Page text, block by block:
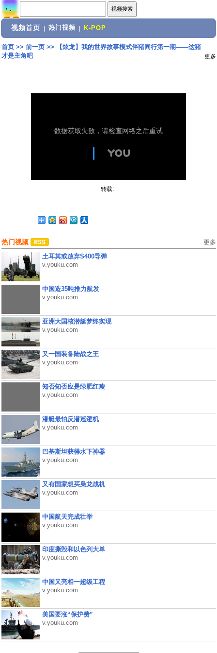
视频首页 热门视频 K-POP
首页>> 前一页>>
【炫龙】我的世界故事模式伴猪同行第一期——这猪
才是主角吧
更多
转载:
热门视频 更多
土耳其或放弃S400导弹
v.youku.com
中国造35吨推力航发
v.youku.com
亚洲大国核潜艇梦终实现
v.youku.com
又一国装备陆战之王
v.youku.com
知否知否应是绿肥红瘦
v.youku.com
潜艇最怕反潜巡逻机
v.youku.com
巴基斯坦获得水下神器
v.youku.com
又有国家想买枭龙战机
v.youku.com
中国航天完成壮举
v.youku.com
印度撕毁和以色列大单
v.youku.com
中国又亮相一超级工程
v.youku.com
美国要涨“保护费”
v.youku.com